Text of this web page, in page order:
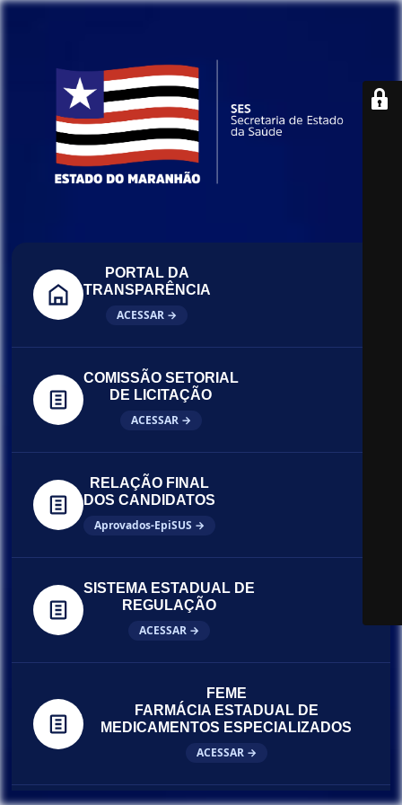
PORTAL DA
TRANSPARÊNCIA
ACESSAR →
COMISSÃO SETORIAL
DE LICITAÇÃO
ACESSAR →
RELAÇÃO FINAL
DOS CANDIDATOS
Aprovados-EpiSUS →
SISTEMA ESTADUAL DE
REGULAÇÃO
ACESSAR →
FEME
FARMÁCIA ESTADUAL DE
MEDICAMENTOS ESPECIALIZADOS
ACESSAR →